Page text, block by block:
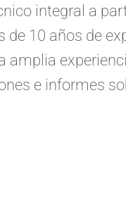
integral a
10 años de
amplia
e informes